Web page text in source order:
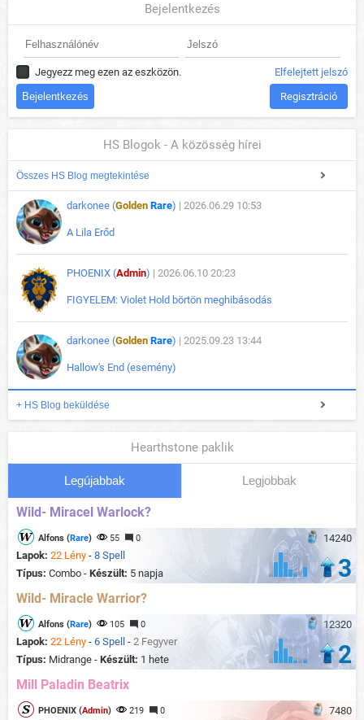
Bejelentkezés
Jegyezz meg ezen az eszközön. Elfelejtett jelszó
Regisztráció
HS Blogok - A közösség hírei
Összes HS Blog megtekintése
darkonee (Golden Rare) | 2026.06.29 10:53
A Lila Erőd
PHOENIX (Admin) | 2026.06.10 20:23
FIGYELEM: Violet Hold börtön meghibásodás
darkonee (Golden Rare) | 2025.09.23 13:44
Hallow's End (esemény)
+ HS Blog beküldése
Hearthstone paklik
Legújabbak Legjobbak
Wild- Miracel Warlock?
14240
Alfons (Rare) 55 0
Lapok: 22 Lény - 8 Spell
Típus: Combo - Készült: 5 napja 3
Wild- Miracle Warrior?
12320
Alfons (Rare) 105 0
Lapok: 22 Lény - 6 Spell - 2 Fegyver
Típus: Midrange - Készült: 1 hete 2
Mill Paladin Beatrix
7480
PHOENIX (Admin) 219 0